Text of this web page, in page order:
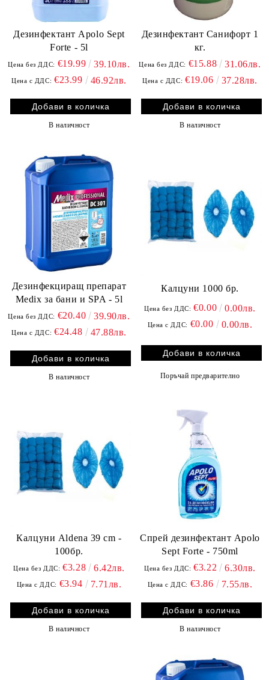
Дезинфектант Apolo Sept
Forte - 5l
Цена без ДДС: €19.99 39.10лв.
Цена с ДДС: €23.99 46.92лв.
В наличност
Дезинфектант Санифорт 1
кг.
Цена без ДДС: €15.88 31.06лв.
Цена с ДДС: €19.06 37.28лв.
В наличност
Дезинфекциращ препарат
Medix за бани и SPA - 5l
Цена без ДДС: €20.40 39.90лв.
Цена с ДДС: €24.48 47.88лв.
В наличност
Калцуни 1000 бр.
Цена без ДДС: €0.00 0.00лв.
Цена с ДДС: €0.00 0.00лв.
Поръчай предварително
Калцуни Aldena 39 cm -
100бр.
Цена без ДДС: €3.28 6.42лв.
Цена с ДДС: €3.94 7.71лв.
В наличност
Спрей дезинфектант Apolo
Sept Forte - 750ml
Цена без ДДС: €3.22 6.30лв.
Цена с ДДС: €3.86 7.55лв.
В наличност